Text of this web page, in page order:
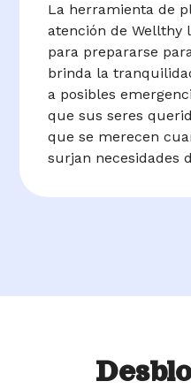
La herramienta de
atención de Wellthy
para prepararse
brinda la
a posibles
que sus seres
que se merecen
surjan necesidades